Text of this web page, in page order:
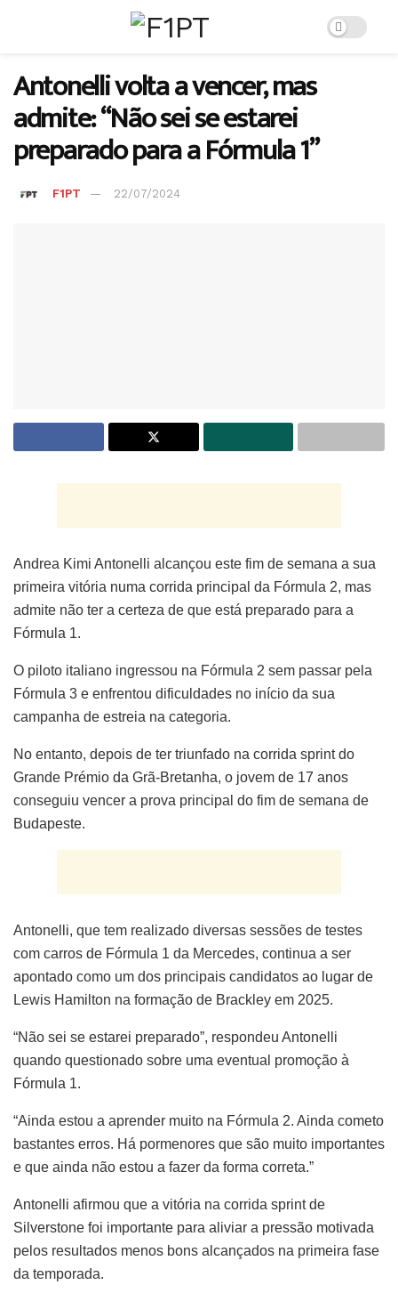
Antonelli volta a vencer, mas
admite: “Não sei se estarei
preparado para a Fórmula 1”
F1PT 22/07/2024
Andrea Kimi Antonelli alcançou este fim de semana a sua
primeira vitória numa corrida principal da Fórmula 2, mas
admite não ter a certeza de que está preparado para a
Fórmula 1.
O piloto italiano ingressou na Fórmula 2 sem passar pela
Fórmula 3 e enfrentou dificuldades no início da sua
campanha de estreia na categoria.
No entanto, depois de ter triunfado na corrida sprint do
Grande Prémio da Grã-Bretanha, o jovem de 17 anos
conseguiu vencer a prova principal do fim de semana de
Budapeste.
Antonelli, que tem realizado diversas sessões de testes
com carros de Fórmula 1 da Mercedes, continua a ser
apontado como um dos principais candidatos ao lugar de
Lewis Hamilton na formação de Brackley em 2025.
“Não sei se estarei preparado”, respondeu Antonelli
quando questionado sobre uma eventual promoção à
Fórmula 1.
“Ainda estou a aprender muito na Fórmula 2. Ainda cometo
bastantes erros. Há pormenores que são muito importantes
e que ainda não estou a fazer da forma correta.”
Antonelli afirmou que a vitória na corrida sprint de
Silverstone foi importante para aliviar a pressão motivada
pelos resultados menos bons alcançados na primeira fase
da temporada.